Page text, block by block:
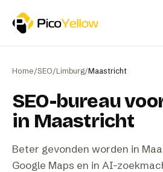
Home/SEO/Limburg/Maastricht
SEO-bureau
in Maastricht
Beter gevonden worden in
Google Maps en in AI-